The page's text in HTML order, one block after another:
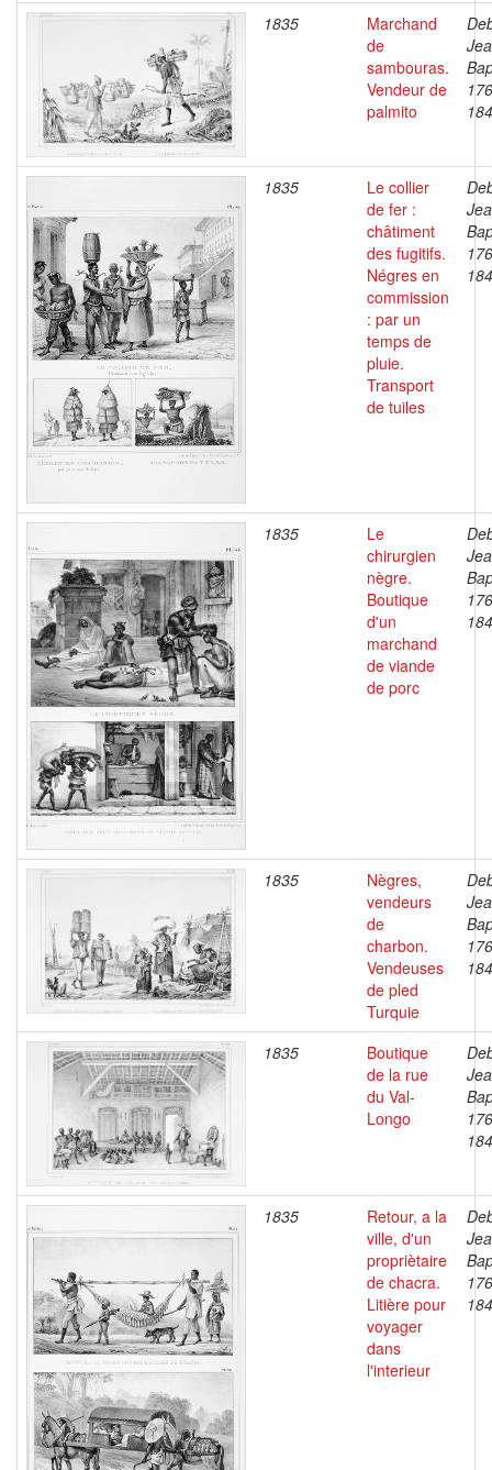
1835
Marchand
de
sambouras.
Vendeur de
palmito
1835
Le collier
de fer :
châtiment
des fugitifs.
Négres en
commission
: par un
temps de
pluie.
Transport
de tuiles
1835
Le
chirurgien
nègre.
Boutique
d'un
marchand
de viande
de porc
1835
Nègres,
vendeurs
de
charbon.
Vendeuses
de pled
Turquie
1835
Boutique
de la rue
du Val-
Longo
1835
Retour, a la
ville, d'un
propriètaire
de chacra.
Litière pour
voyager
dans
l'interieur